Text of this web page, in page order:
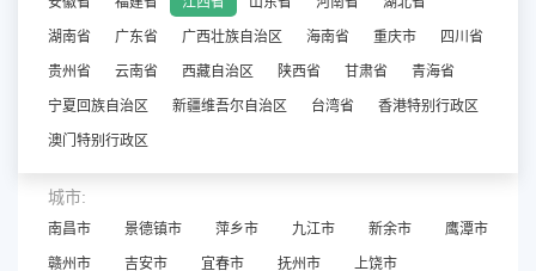
湖南省 广东省 广西壮族自治区 海南省 重庆市 四川省
贵州省 云南省 西藏自治区 陕西省 甘肃省 青海省
宁夏回族自治区 新疆维吾尔自治区 台湾省 香港特别行政区
澳门特别行政区
城市:
南昌市 景德镇市 萍乡市 九江市 新余市 鹰潭市
赣州市 吉安市 宜春市 抚州市 上饶市